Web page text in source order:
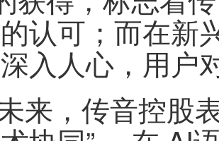
认可；而在新
入人心，用户
来， 传音控股